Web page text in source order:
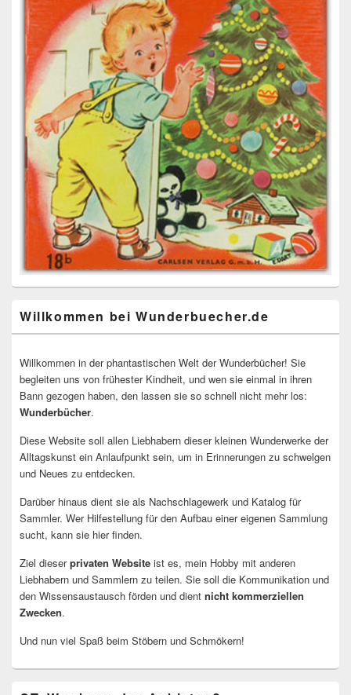
Willkommen bei Wunderbuecher.de
Willkommen in der phantastischen Welt der Wunderbücher! Sie
begleiten uns von frühester Kindheit, und wen sie einmal in ihren
Bann gezogen haben, den lassen sie so schnell nicht mehr los:
Wunderbücher.
Diese Website soll allen Liebhabern dieser kleinen Wunderwerke der
Alltagskunst ein Anlaufpunkt sein, um in Erinnerungen zu schwelgen
und Neues zu entdecken.
Darüber hinaus dient sie als Nachschlagewerk und Katalog für
Sammler. Wer Hilfestellung für den Aufbau einer eigenen Sammlung
sucht, kann sie hier finden.
Ziel dieserprivaten Website ist es, mein Hobby mit anderen
Liebhabern und Sammlern zu teilen. Sie soll die Kommunikation und
den Wissensaustausch förden und dient nicht kommerziellen
Zwecken.
Und nun viel Spaß beim Stöbern und Schmökern!